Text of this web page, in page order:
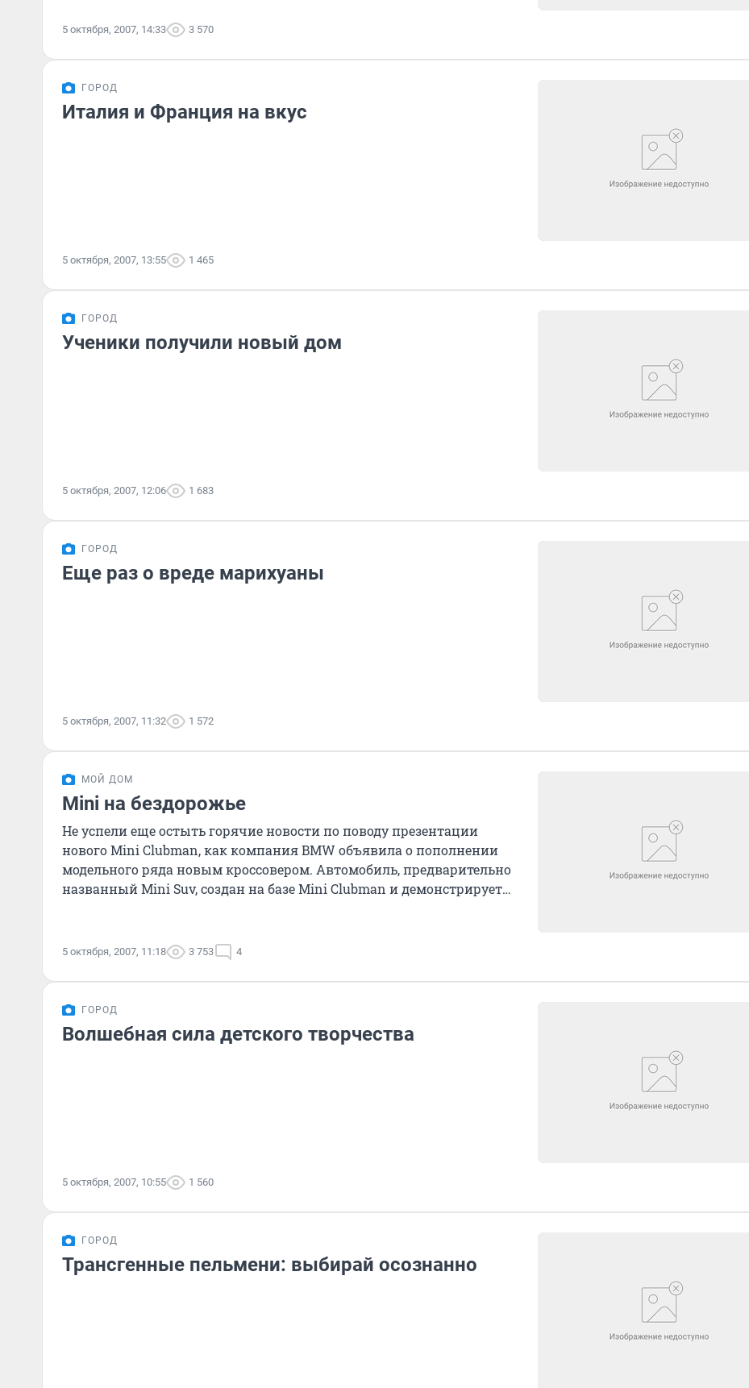
5 октября, 2007, 14:33 3 570
ГОРОД
Италия и Франция на вкус
5 октября, 2007, 13:55 1 465
ГОРОД
Ученики получили новый дом
5 октября, 2007, 12:06 1 683
ГОРОД
Еще раз о вреде марихуаны
5 октября, 2007, 11:32 1 572
МОЙ ДОМ
Mini на бездорожье
Не успели еще остыть горячие новости по поводу презентации
нового Mini Clubman, как компания BMW объявила о пополнении
модельного ряда новым кроссовером. Автомобиль, предварительно
названный Mini Suv, создан на базе Mini Clubman и демонстрирует
5 октября, 2007, 11:18 3 753 4
ГОРОД
Волшебная сила детского творчества
5 октября, 2007, 10:55 1 560
ГОРОД
Трансгенные пельмени: выбирай осознанно